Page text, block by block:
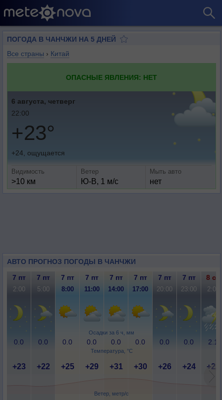
ПОГОДА В ЧАНЧЖИ НА 5 ДНЕЙ
Все страны › Китай
ОПАСНЫЕ ЯВЛЕНИЯ: НЕТ
6 августа, четверг
22:00
+23°
+24, ощущается
Видимость
>10 км
Ветер
Ю-В, 1 м/с
Мыть авто
нет
АВТО ПРОГНОЗ ПОГОДЫ В ЧАНЧЖИ
Осадки за 6 ч, мм
Температура, °C
Ветер, метр/с
7 пт 7 пт 7 пт 7 пт 7 пт 7 пт 7 пт 7 пт 8 сб
2:00 5:00 8:00 11:00 14:00 17:00 20:00 23:00 2:00
0.0 0.0 0.0 0.0 0.0 0.0 0.0 0.0 2.1
+23 +22 +25 +29 +31 +30 +26 +24 +22